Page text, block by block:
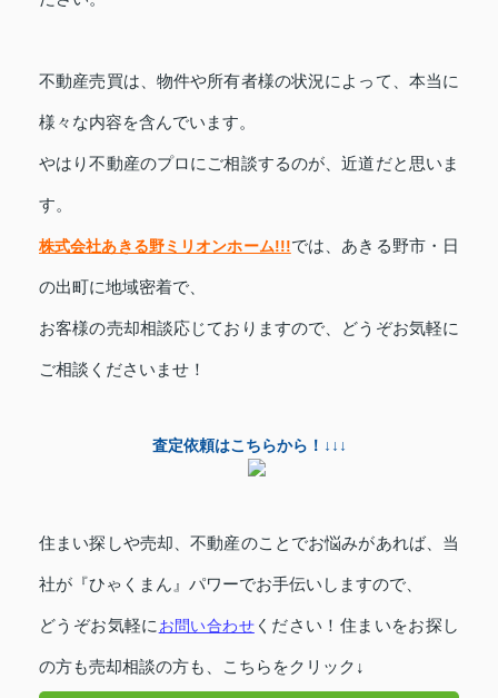
不動産売買は、物件や所有者様の状況によって、本当に
様々な内容を含んでいます。
やはり不動産のプロにご相談するのが、近道だと思いま
す。
株式会社あきる野ミリオンホーム!!!では、 あきる野市・日
の出町に地域密着で、
お客様の売却相談応じておりますので、どうぞお気軽に
ご相談くださいませ！
査定依頼はこちらから！↓↓↓
住まい探しや売却、不動産のことでお悩みがあれば、当
社が『ひゃくまん』パワーでお手伝いしますので、
どうぞお気軽に お問い合わせください！ 住まいをお探し
の方も売却相談の方も、こちらをクリック↓